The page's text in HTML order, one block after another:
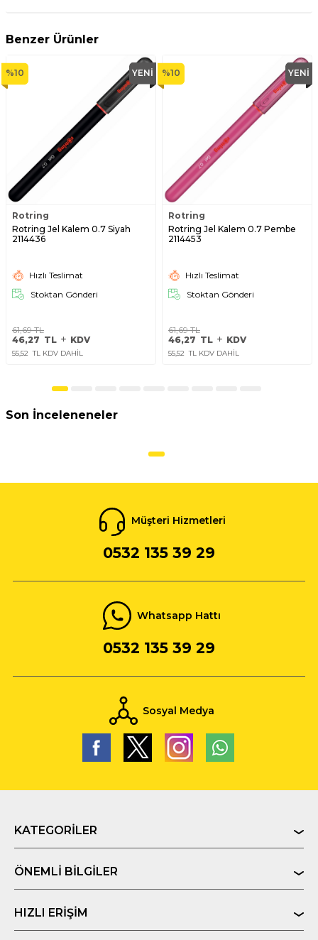
Benzer Ürünler
%10 YENI
Rotring
Rotring Jel Kalem 0.7 Siyah
2114436
Hızlı Teslimat
Stoktan Gönderi
61,69TL
46,27 TL KDV
55,52 TL KDV DAHİL
%10 YENI
Rotring
Rotring Jel Kalem 0.7 Pembe
2114453
Hızlı Teslimat
Stoktan Gönderi
61,69TL
46,27 TL KDV
55,52 TL KDV DAHİL
Son İnceleneneler
Müşteri Hizmetleri
0532 135 39 29
Whatsapp Hattı
0532 135 39 29
Sosyal Medya
KATEGORILER
ÖNEMLI BILGILER
HIZLI ERIŞIM